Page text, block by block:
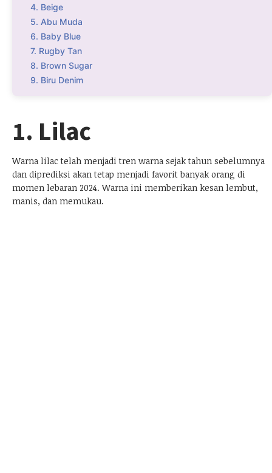
4. Beige
5. Abu Muda
6. Baby Blue
7. Rugby Tan
8. Brown Sugar
9. Biru Denim
1. Lilac
Warna lilac telah menjadi tren warna sejak tahun sebelumnya
dan diprediksi akan tetap menjadi favorit banyak orang di
momen lebaran 2024. Warna ini memberikan kesan lembut,
manis, dan memukau.